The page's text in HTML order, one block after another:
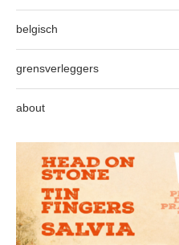
belgisch
grensverleggers
about